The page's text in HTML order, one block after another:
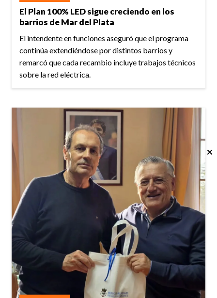
El Plan 100% LED sigue creciendo en los
barrios de Mar del Plata
El intendente en funciones aseguró que el programa
continúa extendiéndose por distintos barrios y
remarcó que cada recambio incluye trabajos técnicos
sobre la red eléctrica.